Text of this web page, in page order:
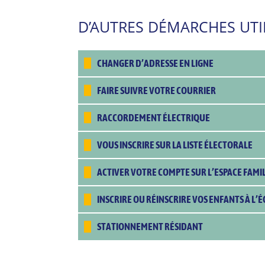
D’AUTRES DÉMARCHES
CHANGER D’ADRESSE EN LIGNE
FAIRE SUIVRE VOTRE COURRIER
RACCORDEMENT ÉLECTRIQUE
VOUS INSCRIRE SUR LA LISTE ÉLECTORALE
ACTIVER VOTRE COMPTE SUR L’ESPACE
INSCRIRE OU RÉINSCRIRE VOS ENFANTS À
STATIONNEMENT RÉSIDANT